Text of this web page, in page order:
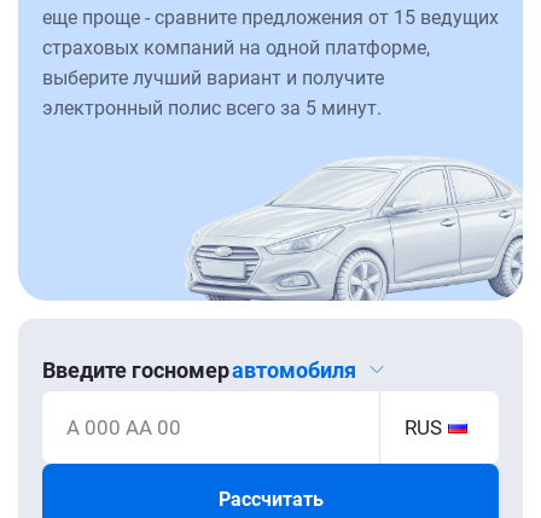
еще проще - сравните предложения от 15 ведущих
страховых компаний на одной платформе,
выберите лучший вариант и получите
электронный полис всего за 5 минут.
Введите госномеравтомобиля
А 000 АА 00 RUS
Рассчитать